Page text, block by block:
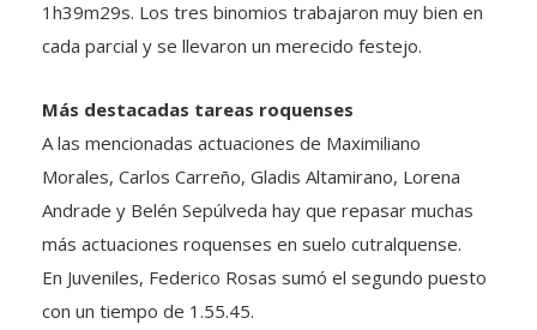
cada parcial y se llevaron un merecido festejo.
A las mencionadas actuaciones de Maximiliano
Morales, Carlos Carreño, Gladis Altamirano, Lorena
Andrade y Belén Sepúlveda hay que repasar muchas
más actuaciones roquenses en suelo cutralquense.
En Juveniles, Federico Rosas sumó el segundo puesto
con un tiempo de 1.55.45.
En Senior A, Iván Villafañe se ubicó quinto con 1.51.52;